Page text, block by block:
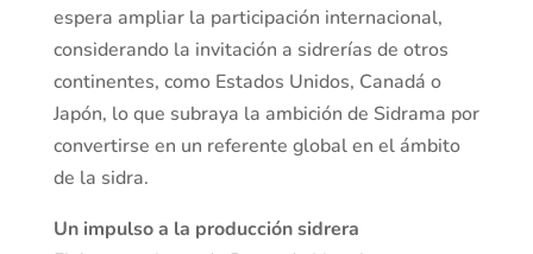
espera ampliar la participación internacional,
considerando la invitación a sidrerías de otros
continentes, como Estados Unidos, Canadá o
Japón, lo que subraya la ambición de Sidrama por
convertirse en un referente global en el ámbito
de la sidra.
Un impulso a la producción sidrera